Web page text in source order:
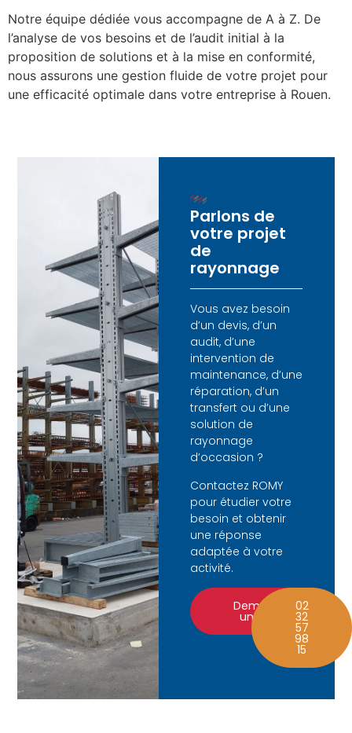
Notre équipe dédiée vous accompagne de A à Z. De
l’analyse de vos besoins et de l’audit initial à la
proposition de solutions et à la mise en conformité,
nous assurons une gestion fluide de votre projet pour
une efficacité optimale dans votre entreprise à Rouen.
Parlons de
votre projet
de
rayonnage
Vous avez besoin
d’un devis, d’un
audit, d’une
intervention de
maintenance, d’une
réparation, d’un
transfert ou d’une
solution de
rayonnage
d’occasion ?
Contactez ROMY
pour étudier votre
besoin et obtenir
une réponse
adaptée à votre
activité.
Demander
un devis
02
32
57
98
15